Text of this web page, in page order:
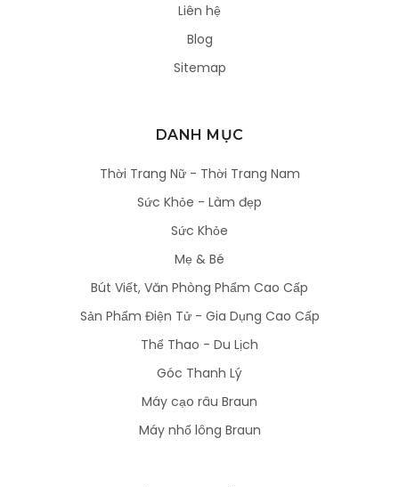
Liên hệ
Blog
Sitemap
DANH MỤC
Thời Trang Nữ - Thời Trang Nam
Sức Khỏe - Làm đẹp
Sức Khỏe
Mẹ & Bé
Bút Viết, Văn Phòng Phẩm Cao Cấp
Sản Phẩm Điện Tử - Gia Dụng Cao Cấp
Thể Thao - Du Lịch
Góc Thanh Lý
Máy cạo râu Braun
Máy nhổ lông Braun